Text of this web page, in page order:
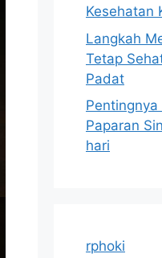
Kesehatan
Langkah
Tetap
Padat
Paparan
hari
rphoki